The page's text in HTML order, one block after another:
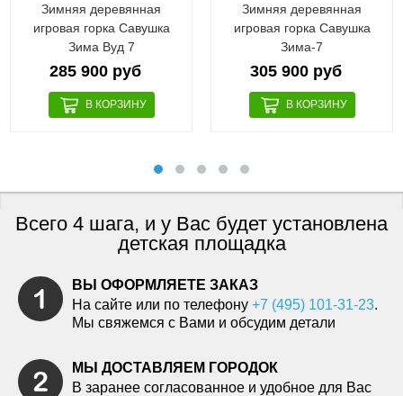
Зимняя деревянная
игровая горка Савушка
Зима Вуд 7
285 900 руб
Зимняя деревянная
игровая горка Савушка
Зима-7
305 900 руб
Всего 4 шага, и у Вас будет установлена
детская площадка
ВЫ ОФОРМЛЯЕТЕ ЗАКАЗ
На сайте или по телефону +7 (495) 101-31-23.
Мы свяжемся с Вами и обсудим детали
МЫ ДОСТАВЛЯЕМ ГОРОДОК
В заранее согласованное и удобное для Вас